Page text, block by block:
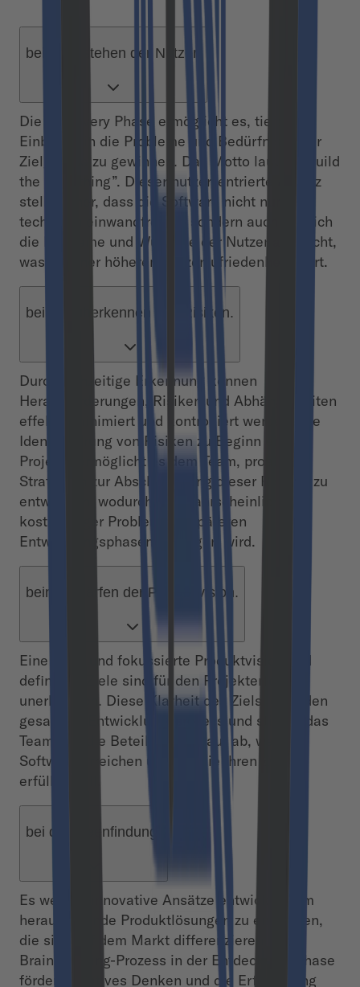
beim Verstehen der Nutzer.
Die Discovery Phase ermöglicht es, tiefe
Einblicke in die Probleme und Bedürfnisse der
Zielgruppe zu gewinnen. Das Motto lautet: “Build
the right thing”. Dieser nutzerzentrierte Ansatz
stellt sicher, dass die Software nicht nur
technisch einwandfrei ist, sondern auch wirklich
die Probleme und Wünsche der Nutzer anspricht,
was zu einer höheren Nutzerzufriedenheit führt.
beim Früherkennen von Risiken.
Durch frühzeitige Erkennung können
Herausforderungen, Risiken und Abhängigkeiten
effektiv minimiert und kontrolliert werden. Die
Identifizierung von Risiken zu Beginn eines
Projekts ermöglicht es dem Team, proaktiv
Strategien zur Abschwächung dieser Risiken zu
entwickeln, wodurch die Wahrscheinlichkeit
kostspieliger Probleme in späteren
Entwicklungsphasen verringert wird.
beim Schärfen der Produktvision.
Eine klare und fokussierte Produktvision und
definierte Ziele sind für den Projekterfolg
unerlässlich. Diese Klarheit des Ziels leitet den
gesamten Entwicklungsprozess und stimmt das
Team und die Beteiligten darauf ab, was die
Software erreichen und wie sie ihren Zweck
erfüllen soll.
bei der Ideenfindung.
Es werden innovative Ansätze entwickelt, um
herausragende Produktlösungen zu entwerfen,
die sich auf dem Markt differenzieren. Der
Brainstorming-Prozess in der Entdeckungsphase
fördert kreatives Denken und die Erforschung